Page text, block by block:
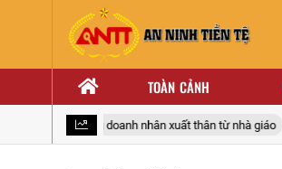
TOÀN CẢNH
Những doanh nhân xuất thân từ nhà giáo